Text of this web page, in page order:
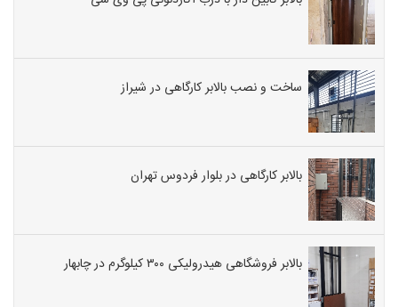
ساخت و نصب بالابر کارگاهی در شیراز
بالابر کارگاهی در بلوار فردوس تهران
بالابر فروشگاهی هیدرولیکی ۳۰۰ کیلوگرم در چابهار